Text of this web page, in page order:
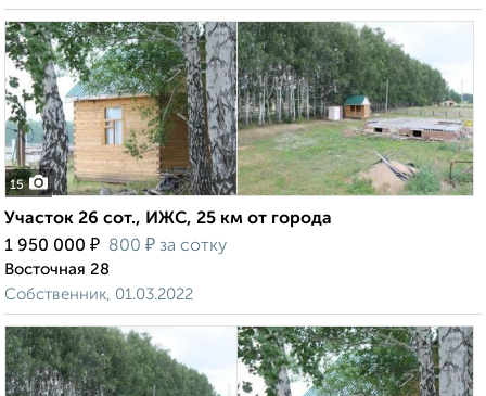
15
Участок 26 сот., ИЖС, 25 км от города
1 950 000 ₽ 800 ₽ за сотку
Восточная 28
Собственник, 01.03.2022